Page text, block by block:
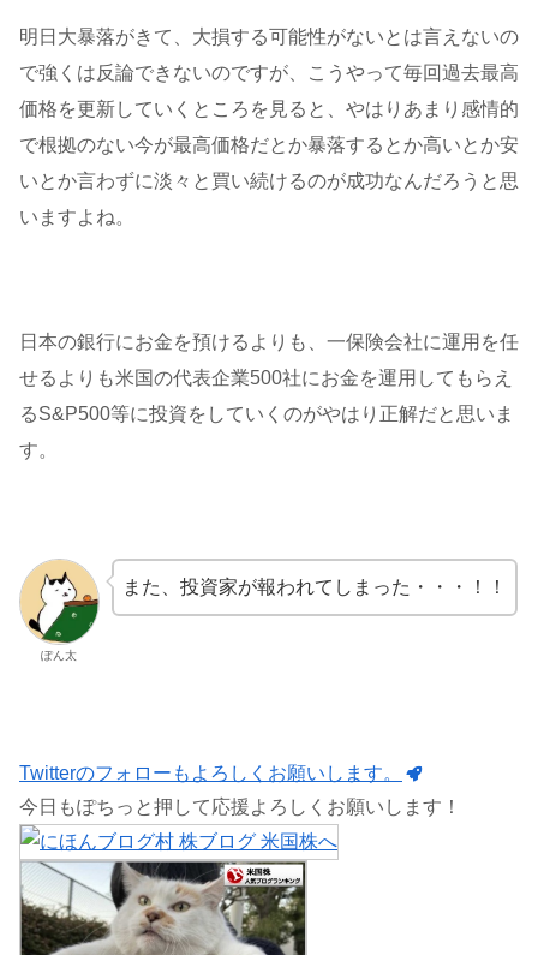
明日大暴落がきて、大損する可能性がないとは言えないの
で強くは反論できないのですが、こうやって毎回過去最高
価格を更新していくところを見ると、やはりあまり感情的
で根拠のない今が最高価格だとか暴落するとか高いとか安
いとか言わずに淡々と買い続けるのが成功なんだろうと思
いますよね。
日本の銀行にお金を預けるよりも、一保険会社に運用を任
せるよりも米国の代表企業500社にお金を運用してもらえ
るS&P500等に投資をしていくのがやはり正解だと思いま
す。
ぽん太
また、投資家が報われてしまった・・・！！
Twitterのフォローもよろしくお願いします。
今日もぽちっと押して応援よろしくお願いします！